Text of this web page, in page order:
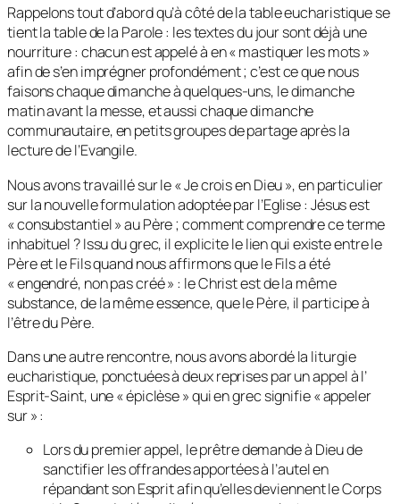
Rappelons tout d’abord qu’à côté de la table eucharistique se
tient la table de la Parole : les textes du jour sont déjà une
nourriture : chacun est appelé à en « mastiquer les mots »
afin de s’en imprégner profondément ; c’est ce que nous
faisons chaque dimanche à quelques-uns, le dimanche
matin avant la messe, et aussi chaque dimanche
communautaire, en petits groupes de partage après la
lecture de l’Evangile.
Nous avons travaillé sur le « Je crois en Dieu », en particulier
sur la nouvelle formulation adoptée par l’Eglise : Jésus est
« consubstantiel » au Père ; comment comprendre ce terme
inhabituel ? Issu du grec, il explicite le lien qui existe entre le
Père et le Fils quand nous affirmons que le Fils a été
« engendré, non pas créé » : le Christ est de la même
substance, de la même essence, que le Père, il participe à
l’être du Père.
Dans une autre rencontre, nous avons abordé la liturgie
eucharistique, ponctuées à deux reprises par un appel à l’
Esprit-Saint, une « épiclèse » qui en grec signifie « appeler
sur » :
Lors du premier appel, le prêtre demande à Dieu de
sanctifier les offrandes apportées à l’autel en
répandant son Esprit afin qu’elles deviennent le Corps